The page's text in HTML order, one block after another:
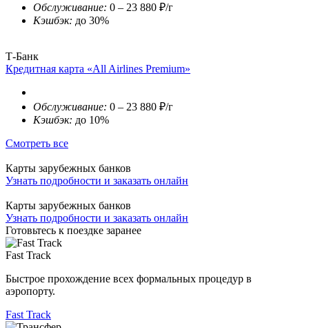
Обслуживание: 0 – 23 880 ₽/г
Кэшбэк: до 30%
Т-Банк
Кредитная карта «All Airlines Premium»
Обслуживание: 0 – 23 880 ₽/г
Кэшбэк: до 10%
Смотреть все
Карты зарубежных банков
Узнать подробности и заказать онлайн
Карты зарубежных банков
Узнать подробности и заказать онлайн
Готовьтесь к поездке заранее
Fast Track
Быстрое прохождение всех формальных процедур в
аэропорту.
Fast Track